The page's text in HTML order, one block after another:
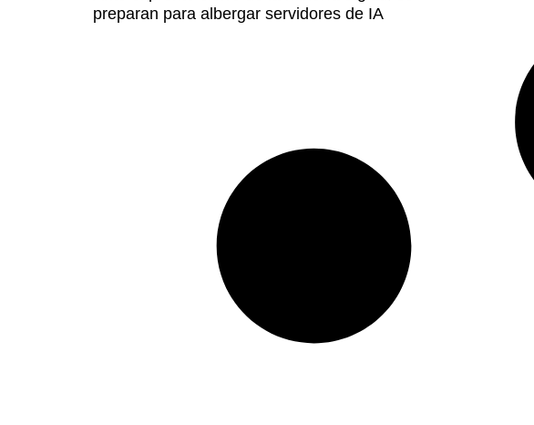
preparan para albergar servidores de IA